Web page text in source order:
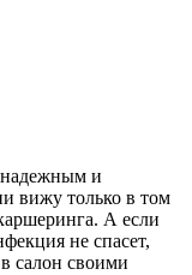
и
вижу только в том
А если
не спасет,
салон своими